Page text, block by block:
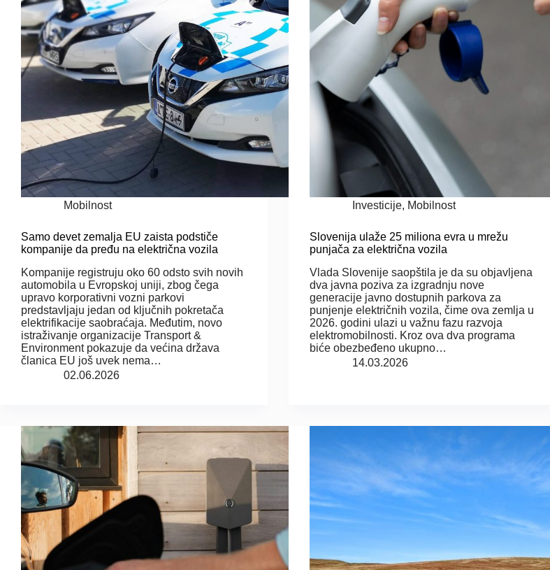
Mobilnost
Samo devet zemalja EU zaista podstiče
kompanije da pređu na električna vozila
Kompanije registruju oko 60 odsto svih novih
automobila u Evropskoj uniji, zbog čega
upravo korporativni vozni parkovi
predstavljaju jedan od ključnih pokretača
elektrifikacije saobraćaja. Međutim, novo
istraživanje organizacije Transport &
Environment pokazuje da većina država
članica EU još uvek nema…
02.06.2026
Investicije, Mobilnost
Slovenija ulaže 25 miliona evra u mrežu
punjača za električna vozila
Vlada Slovenije saopštila je da su objavljena
dva javna poziva za izgradnju nove
generacije javno dostupnih parkova za
punjenje električnih vozila, čime ova zemlja u
2026. godini ulazi u važnu fazu razvoja
elektromobilnosti. Kroz ova dva programa
biće obezbeđeno ukupno…
14.03.2026